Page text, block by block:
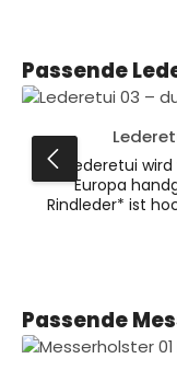
Produktgalerie
Passende
Das Lederetui
Europa
Rindleder* ist
die kleinere
Produktgalerie
Passende